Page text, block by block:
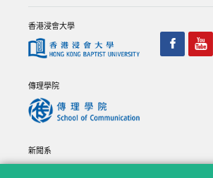
香港浸會大學
傳理學院
新聞系